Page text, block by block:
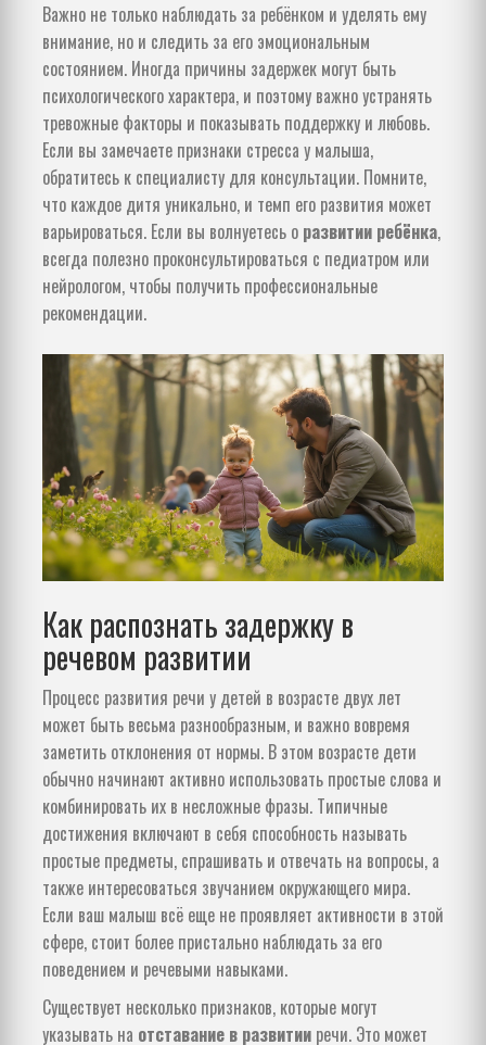
Важно не только наблюдать за ребёнком и уделять ему
внимание, но и следить за его эмоциональным
состоянием. Иногда причины задержек могут быть
психологического характера, и поэтому важно устранять
тревожные факторы и показывать поддержку и любовь.
Если вы замечаете признаки стресса у малыша,
обратитесь к специалисту для консультации. Помните,
что каждое дитя уникально, и темп его развития может
варьироваться. Если вы волнуетесь о развитии ребёнка,
всегда полезно проконсультироваться с педиатром или
нейрологом, чтобы получить профессиональные
рекомендации.
Как распознать задержку в
речевом развитии
Процесс развития речи у детей в возрасте двух лет
может быть весьма разнообразным, и важно вовремя
заметить отклонения от нормы. В этом возрасте дети
обычно начинают активно использовать простые слова и
комбинировать их в несложные фразы. Типичные
достижения включают в себя способность называть
простые предметы, спрашивать и отвечать на вопросы, а
также интересоваться звучанием окружающего мира.
Если ваш малыш всё еще не проявляет активности в этой
сфере, стоит более пристально наблюдать за его
поведением и речевыми навыками.
Существует несколько признаков, которые могут
указывать на отставание в развитии речи. Это может